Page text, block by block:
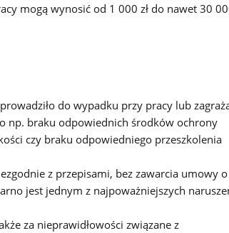
mogą wynosić od 1 000 zł do nawet 30
do wypadku przy pracy lub
np. braku odpowiednich środków ochrony
czy braku odpowiedniego przeszkolenia
z przepisami, bez zawarcia umowy o
jest jednym z najpoważniejszych
za nieprawidłowości związane z